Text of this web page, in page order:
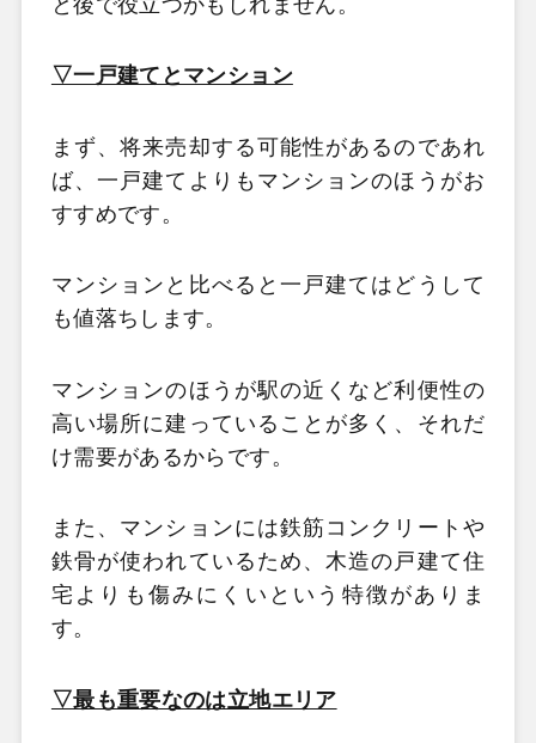
▽一戸建てとマンション
まず、将来売却する可能性があるのであれ
ば、一戸建てよりもマンションのほうがお
すすめです。
マンションと比べると一戸建てはどうして
も値落ちします。
マンションのほうが駅の近くなど利便性の
高い場所に建っていることが多く、それだ
け需要があるからです。
また、マンションには鉄筋コンクリートや
鉄骨が使われているため、木造の戸建て住
宅よりも傷みにくいという特徴がありま
す。
▽最も重要なのは立地エリア